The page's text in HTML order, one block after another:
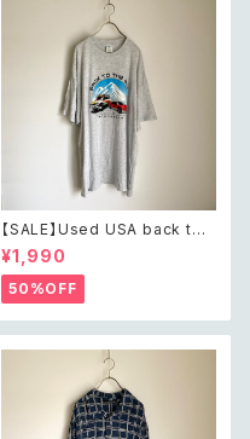
【SALE】Used USA back to t
he 80s car design t shirt レ
トロ アメリカ ユーズド 古着 カ
ーデザイン ライトグレー Tシャ
ツ XXL
¥1,990
50%OFF